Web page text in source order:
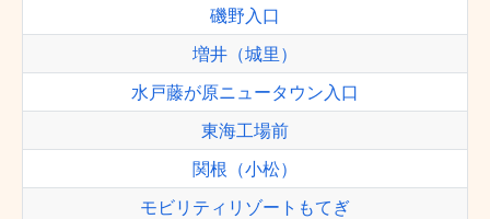
磯野入口
増井（城里）
水戸藤が原ニュータウン入口
東海工場前
関根（小松）
モビリティリゾートもてぎ